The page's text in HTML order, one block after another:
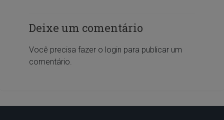
Deixe um comentário
Você precisa fazer o login para publicar um
comentário.